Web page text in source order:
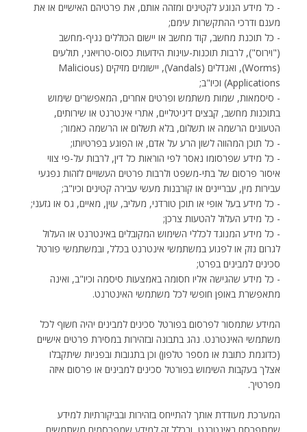
- כל מידע הנוגע לקטינים ומזהה אותם, את פרטיהם האישיים או את
מענם ודרכי ההתקשרות עימם;
- כל תוכנת מחשב, קוד מחשב או יישום הכוללים נגיף-מחשב
("וירוס"), לרבות תוכנות-עוינות הידועות כסוס-טרויאני, תולעים
(Worms), ואנדלים (Vandals), יישומים מזיקים (Malicious
Applications) וכיו"ב;
- סיסמאות, שמות משתמש ופרטים אחרים, המאפשרים שימוש
בתוכנות מחשב, קבצים דיגיטליים, אתרי אינטרנט או שירותים,
הטעונים הרשמה או תשלום, בלא תשלום או הרשמה כאמור;
- כל תוכן המהווה לשון הרע על אדם, או הפוגע בפרטיותו;
- כל מידע שפרסומו נאסר לפי הוראות כל דין, לרבות על-פי צווי
איסור פרסום של בתי-משפט ולרבות פרטים העשויים לזהות נפגעי
עבירות מין, עבריינים או קורבנות מעשי עבירה קטינים וכיו"ב;
- כל מידע בעל אופי או תוכן טורדני, מעליב, עוין, מאיים, גס או גזעני;
- כל מידע העלול להטעות צרכן;
- כל מידע המנוגד לכללי השימוש המקובלים באינטרנט או העלול
לגרום נזק או לפגוע במשתמשי אינטרנט בכלל, ובמשתמשי פורטל
סכינים למבינים בפרט;
- כל מידע שהגישה אליו חסומה באמצעות סיסמה וכיו"ב, ואינה
מתאפשרת באופן חופשי לכל משתמשי האינטרנט.
המידע שתמסור לפרסום בפורטל סכינים למבינים יהיה חשוף לכל
משתמשי האינטרנט. נהג בתבונה ובזהירות במסירת פרטים אישיים
(כדוגמת כתובת או מספר טלפון) וכן בתגובות ובפניות שיתקבלו
אצלך בעקבות השימוש בפורטל סכינים למבינים או פרסום איזה
מפרטיך.
המערכת מעודדת אותך להתייחס בזהירות ובביקורתיות למידע